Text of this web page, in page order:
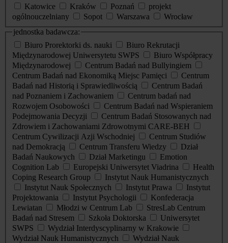
Katowice
Kraków Poznań
projekt
ogólnouczelniany
Sopot Warszawa
Wrocław
jednostka badawcza:
Biuro Prorektorki ds. nauki
Biuro Rekrutacji
Międzynarodowej Uniwersytetu SWPS
Biuro Współpracy
Międzynarodowej
Centrum Badań nad Bullyingiem
Centrum Badań nad Ekonomiką Miejsc Pamięci
Centrum
Badań nad Historią i Sprawiedliwością
Centrum Badań
nad Poznaniem i Zachowaniem
Centrum badań nad
Rozwojem Osobowości
Centrum Badań nad Wspieraniem
Podejmowania Decyzji
Centrum Badań Stosowanych nad
Zdrowiem i Zachowaniami Zdrowotnymi CARE-BEH
Centrum Cywilizacji Azji Wschodniej
Centrum Studiów
nad Demokracją
Centrum Transferu Wiedzy
Dział
Badań Naukowych
Dział Marketingu
Emotion
Cognition Lab
Europejski Uniwersytet Viadrina
Health
Coping Research Group
Instytut Nauk Humanistycznych
Instytut Nauk Społecznych
Instytut Prawa
Instytut
Projektowania
Instytut Psychologii
Konfederacja
Lewiatan
Młodzi w Centrum Lab
StresLab Centrum
Badań nad Stresem
Szkoła Doktorska
Uniwersytet
SWPS
Wydział Interdyscyplinarny w Krakowie
Wydział Nauk Humanistycznych
Wydział Nauk